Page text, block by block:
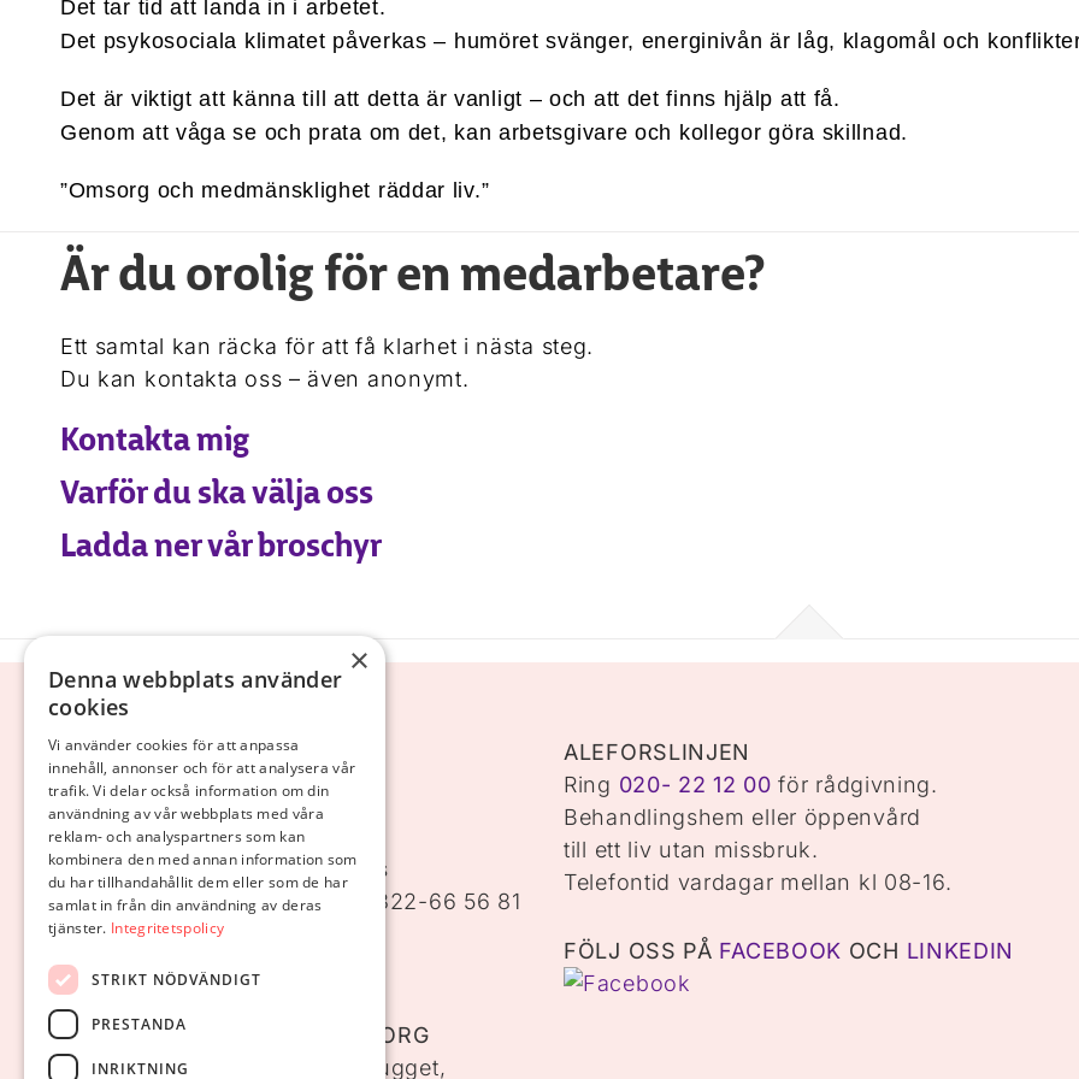
Det tar tid att landa in i arbetet.
Det psykosociala klimatet påverkas – humöret svänger, energinivån är låg, klagomål och
Det är viktigt att känna till att detta är vanligt – och att det finns hjälp att få.
Genom att våga se och prata om det, kan arbetsgivare och kollegor göra skillnad.
”Omsorg och medmänsklighet räddar liv.”
Är du orolig för en medarbetare?
Ett samtal kan räcka för att få klarhet i nästa steg.
Du kan kontakta oss – även anonymt.
Kontakta mig
Varför du ska välja oss
Ladda ner vår broschyr
ALEFORSHEMMET
Aleforsvägen 11, 441 39 Alingsås
Telefon:0322-66 56 80, Fax: 0322-66 56 81
Email: info@aleforsstiftelsen.se
Karta: Aleforshemmet, Alingsås
ALEFORSSTIFTELSEN I GÖTEBORG
Första Långgatan 21, Hpl Masthugget,
ALEFORSLINJEN
Ring 020- 22 12 00 för rådgivning.
Behandlingshem eller öppenvård
till ett liv utan missbruk.
Telefontid vardagar mellan kl 08-16.
FÖLJ OSS PÅ FACEBOOK OCH LINKEDIN
×
Denna webbplats använder
cookies
Vi använder cookies för att anpassa
innehåll, annonser och för att analysera vår
trafik. Vi delar också information om din
användning av vår webbplats med våra
reklam- och analyspartners som kan
kombinera den med annan information som
du har tillhandahållit dem eller som de har
samlat in från din användning av deras
tjänster. Integritetspolicy
STRIKT NÖDVÄNDIGT
PRESTANDA
INRIKTNING